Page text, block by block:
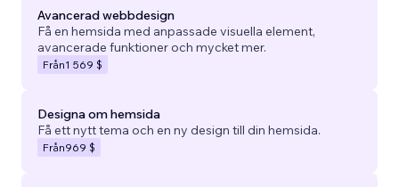
Avancerad webbdesign
Få en hemsida med anpassade visuella element,
avancerade funktioner och mycket mer.
Från1 569 $
Designa om hemsida
Få ett nytt tema och en ny design till din hemsida.
Från969 $